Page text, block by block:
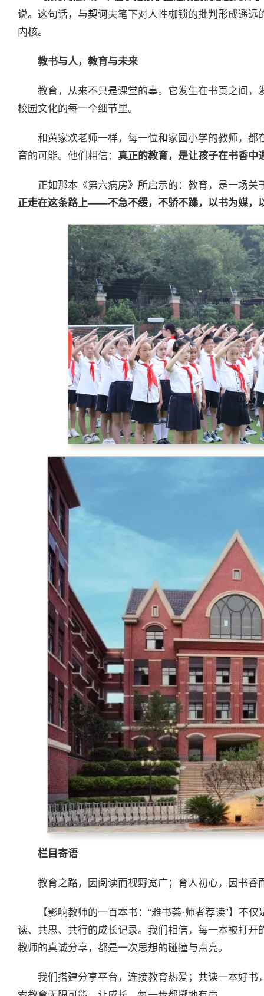
说。这句话，与契诃夫笔下对人性枷锁的批判形成遥
内核。
教书与人，教育与未来
教育，从来不只是课堂的事。它发生在书页之间
校园文化的每一个细节里。
和黄家欢老师一样，每一位和家园小学的教师，
育的可能。他们相信： 真正的教育，是让孩子在书香中
正如那本《第六病房》所启示的：教育，是一场关
正走在这条路上——不急不缓，不骄不躁，以书为媒，
栏目寄语
教育之路，因阅读而视野宽广；育人初心，因书香
【影响教师的一百本书：“雅书荟·师者荐读”】不
读、共思、共行的成长记录。我们相信，每一本被打
教师的真诚分享，都是一次思想的碰撞与点亮。
我们搭建分享平台，连接教育热爱；共读一本好